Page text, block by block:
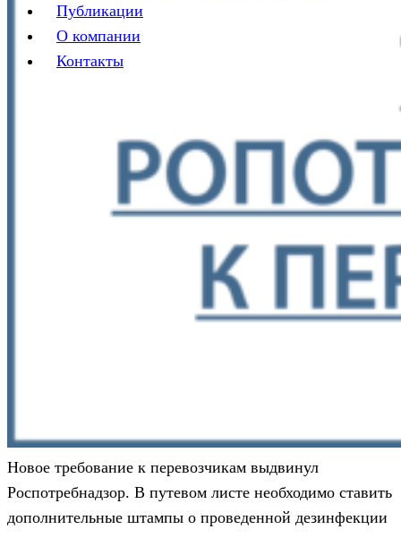
Публикации
О компании
Контакты
Новое требование к перевозчикам выдвинул
Роспотребнадзор. В путевом листе необходимо ставить
дополнительные штампы о проведенной дезинфекции